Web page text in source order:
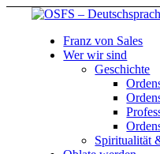
Franz von Sales
Wer wir sind
Geschichte
Spiritualität